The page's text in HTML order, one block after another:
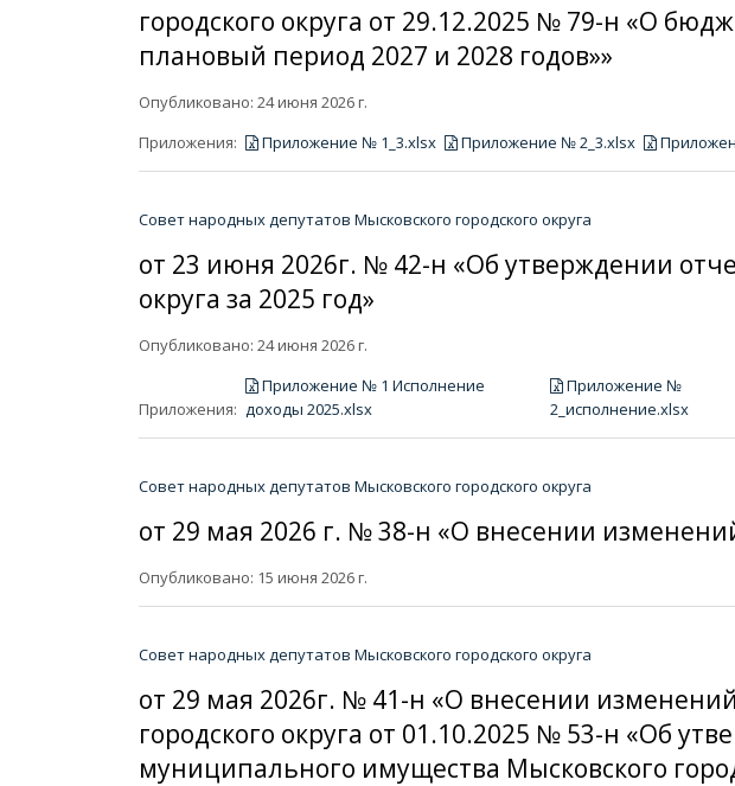
городского округа от 29.12.2025 № 79-н «О
плановый период 2027 и 2028 годов»»
Опубликовано: 24 июня 2026 г.
Приложения:
Приложение № 1_3.xlsx Приложение № 2_3.xlsx
Совет народных депутатов Мысковского городского округа
от 23 июня 2026г. № 42-н «Об утверждении
округа за 2025 год»
Опубликовано: 24 июня 2026 г.
Приложения:
Приложение № 1 Исполнение
доходы 2025.xlsx
Приложение №
2_исполнение.xlsx
Совет народных депутатов Мысковского городского округа
от 29 мая 2026 г. № 38-н «О внесении
Опубликовано: 15 июня 2026 г.
Совет народных депутатов Мысковского городского округа
от 29 мая 2026г. № 41-н «О внесении
городского округа от 01.10.2025 № 53-н «Об
муниципального имущества Мысковского